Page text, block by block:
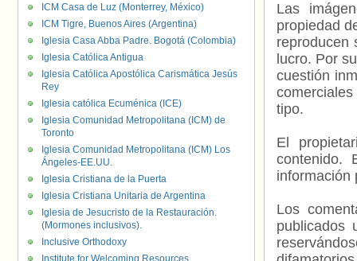
Las
propiedad
reproducen
lucro. Por
cuestión
tipo.
El
contenido.
información
Los
publicados
ICM Casa de Luz (Monterrey, México)
ICM Tigre, Buenos Aires (Argentina)
Iglesia Casa Abba Padre. Bogotá (Colombia)
Iglesia Católica Antigua
Iglesia Católica Apostólica Carismática Jesús
Rey
Iglesia católica Ecuménica (ICE)
Iglesia Comunidad Metropolitana (ICM) de
Toronto
Iglesia Comunidad Metropolitana (ICM) Los
Ángeles-EE.UU.
Iglesia Cristiana de la Puerta
Iglesia Cristiana Unitaria de Argentina
Iglesia de Jesucristo de la Restauración.
(Mormones inclusivos).
Inclusive Orthodoxy
Institute for Welcoming Resources